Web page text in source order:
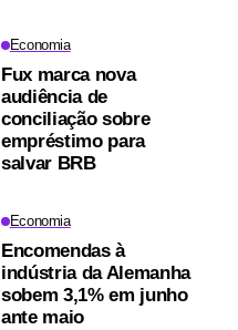
Economia
Fux marca nova
audiência de
conciliação sobre
empréstimo para
salvar BRB
Economia
Encomendas à
indústria da Alemanha
sobem 3,1% em junho
ante maio